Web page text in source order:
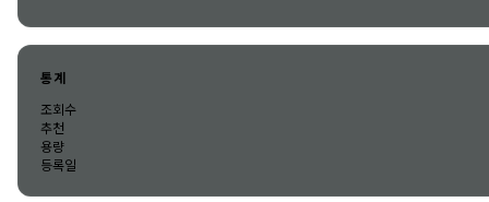
통계
조회수
추천
용량
등록일